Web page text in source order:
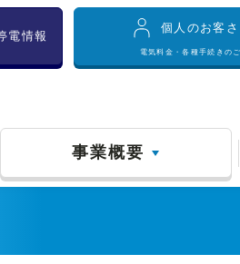
電情報
個人のお客さ
電気料金・各種手続きの
事業概要